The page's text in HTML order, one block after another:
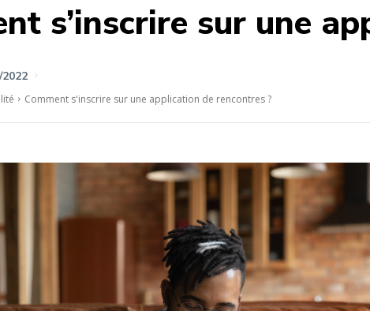
s’inscrire sur une
Comment s'inscrire sur une application de rencontres ?